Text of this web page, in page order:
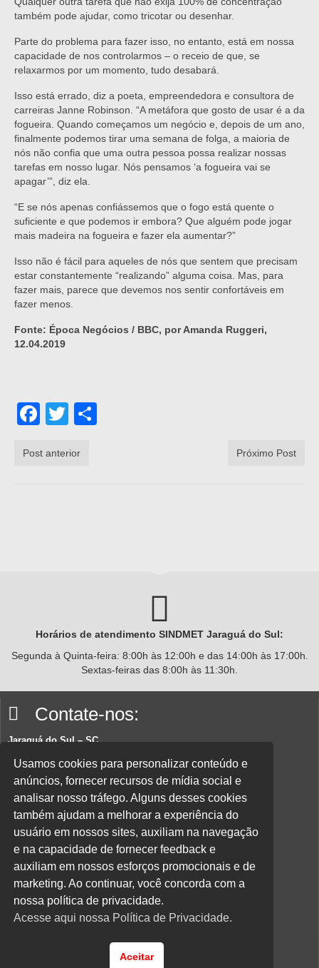
também pode ajudar, como tricotar ou desenhar.
Parte do problema para fazer isso, no entanto, está em nossa
capacidade de nos controlarmos – o receio de que, se
relaxarmos por um momento, tudo desabará.
Isso está errado, diz a poeta, empreendedora e consultora de
carreiras Janne Robinson. “A metáfora que gosto de usar é a da
fogueira. Quando começamos um negócio e, depois de um ano,
finalmente podemos tirar uma semana de folga, a maioria de
nós não confia que uma outra pessoa possa realizar nossas
tarefas em nosso lugar. Nós pensamos ‘a fogueira vai se
apagar’”, diz ela.
“E se nós apenas confiássemos que o fogo está quente o
suficiente e que podemos ir embora? Que alguém pode jogar
mais madeira na fogueira e fazer ela aumentar?”
Isso não é fácil para aqueles de nós que sentem que precisam
estar constantemente “realizando” alguma coisa. Mas, para
fazer mais, parece que devemos nos sentir confortáveis em
fazer menos.
Fonte: Época Negócios / BBC, por Amanda Ruggeri,
12.04.2019
Facebook
Twitter
Post anterior Próximo Post
Horários de atendimento SINDMET Jaraguá do Sul:
Segunda à Quinta-feira: 8:00h às 12:00h e das 14:00h às 17:00h.
Sextas-feiras das 8:00h às 11:30h.
Contate-nos:
Jaraguá do Sul – SC
Rua João Planincheck, 157, Nova Brasília – CEP 89252-220.
E-mail:sindicatom@metalurgicosjaragua.com.br
Fone: (47) 3371-2100
Acesse nossa política de privacidade aqui.
Parceiros:
Desenvolvido por
Usamos cookies para personalizar conteúdo e
anúncios, fornecer recursos de mídia social e
analisar nosso tráfego. Alguns desses cookies
também ajudam a melhorar a experiência do
usuário em nossos sites, auxiliam na navegação
e na capacidade de fornecer feedback e
auxiliam em nossos esforços promocionais e de
marketing. Ao continuar, você concorda com a
nossa política de privacidade.
Acesse aqui nossa Política de Privacidade.
Aceitar